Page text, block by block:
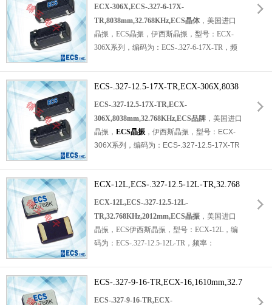
是一个紧凑的SMD调谐分叉晶体，四脚贴片晶
振，无源晶振，陶瓷晶振，SMD晶振，石英晶
体谐振器。具有超小型晶振，轻薄型晶振，高
品质晶振，高性能晶振，耐热及耐环境等特
选择。适用于：移动通讯晶振，实时时钟晶
振，无线应用晶振，汽车电子晶振，仪器仪表
32.768KHz,ECS晶体
ECX-306X,ECS-.327-6-17X-
TR,8038mm,32.768KHz,ECS晶体 ，美国进口
晶振，ECS晶振，伊西斯晶振，型号： ECX-
306X系列 ， 编码为： ECS-.327-6-17X-TR ，频
±20ppm，工作温度范围：-40℃至+85℃，小
体积晶振尺寸：8.0x3.8x2.5mm超微型封装，
四脚贴片晶振，无源晶振，8038晶振，石英晶
振，SMD晶振，石英晶体谐振器。具有超小型
晶振，轻薄型晶振，高品质晶振，高性能晶
振，耐热及耐环境等特点。符合RoHS，贴片
振，无线应用晶振，汽车电子晶振，仪器仪表
晶振，智能家居晶振等。
ECS-.327-12.5-17X-TR,ECX-306X,8038
mm,32.768KHz,ECS品牌
ECS-.327-12.5-17X-TR,ECX-
306X,8038mm,32.768KHz,ECS品牌 ，美国进口
晶振， ECS晶振 ，伊西斯晶振，型号： ECX-
306X系列 ， 编码为： ECS-.327-12.5-17X-TR
±20ppm，工作温度范围：-40℃至+85℃，小
体积晶振尺寸：8.0x3.8x2.5mm超微型封装，
是一个非常紧凑的SMD调谐分叉晶体，四脚贴
片晶振，石英晶振，无源晶振，8038晶振，
SMD晶振，石英晶体谐振器。具有超小型晶
振，轻薄型晶振，高品质晶振，高性能晶振，
移动通讯晶振，无线应用晶振，实时时钟晶
振，汽车电子晶振，物联网晶振，数码电子晶
ECX-12L,ECS-.327-12.5-12L-TR,32.768
KHz,2012mm,ECS晶振
ECX-12L,ECS-.327-12.5-12L-
TR,32.768KHz,2012mm,ECS晶振 ，美国进口
晶振，ECS伊西斯晶振，型号：ECX-12L， 编
码为： ECS-.327-12.5-12L-TR ，频率：
±20ppm，工作温度范围：-40℃至+85℃，小
体积晶振尺寸：2.0x1.2x0.38mm超微型封
装，是一个非常紧凑的SMD调谐分叉晶体。两
ECS-.327-9-16-TR,ECX-16,1610mm,32.7
68kHz,ECS汽车音响晶振
ECS-.327-9-16-TR,ECX-